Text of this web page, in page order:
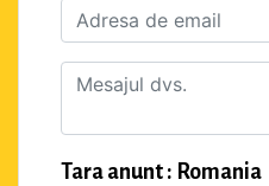
Tara anunt : Romania